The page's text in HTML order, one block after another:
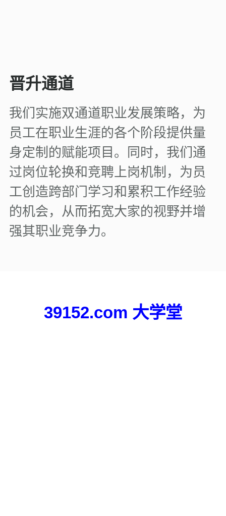
晋升通道
我们实施双通道职业发展策略，为
员工在职业生涯的各个阶段提供量
身定制的赋能项目。同时，我们通
过岗位轮换和竞聘上岗机制，为员
工创造跨部门学习和累积工作经验
的机会，从而拓宽大家的视野并增
强其职业竞争力。
39152.com 大学堂